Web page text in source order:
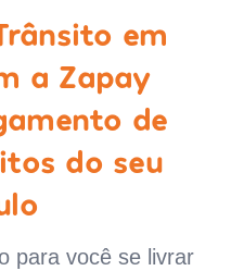
em
a Zapay
de
do seu
para você se livrar